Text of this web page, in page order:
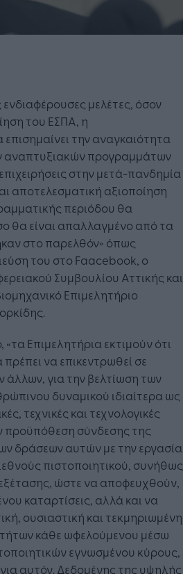
μελέτες, όσον
του ΕΣΠΑ, η
επισημαίνει την αναγκαιότητα
αναπτυξιακών προγραμμάτων
στην μετά-πανδημία
αποτελεσματική αξιοποίηση
περιόδου θα
θα είναι απαλλαγμένο από τα
στο παρελθόν» όπως
του στο Faacebook, ο
Συμβουλίου Αττικής και
Επιμελητήριο
«τα Επιμελητήρια εκτιμούν ότι
να επικεντρωθεί σε
άλλων, για την βελτίωση των
δυναμικού ιδιαίτερα ως
τεχνικές και τεχνολογικές
προϋπόθεση σύνδεσης της
δράσεων αυτών με την εργασία
πιστοποιητικού, συνήθως
ώστε να αποφευχθούν,
καταρτίσεις, αλλά και να
ουσιαστική και τεκμηριωμένη
κάθε ωφελούμενου μέσω
εγνωσμένου κύρους,
αυτόν. Δεδομένης της υψηλής